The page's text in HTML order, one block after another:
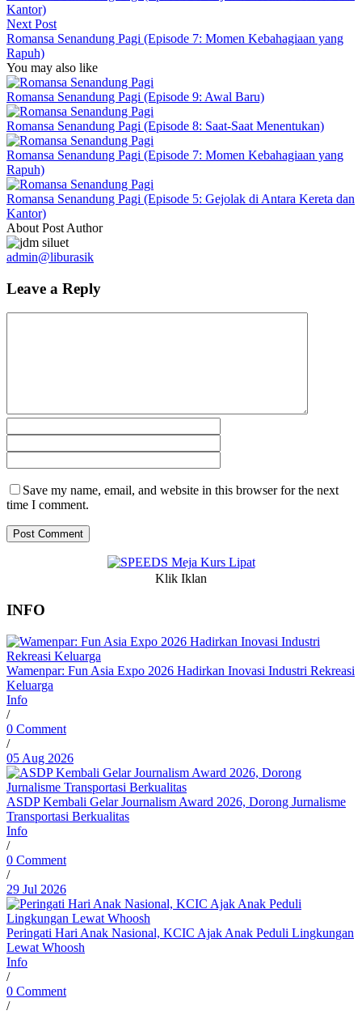
Kantor)
Next Post
Romansa Senandung Pagi (Episode 7: Momen Kebahagiaan yang
Rapuh)
You may also like
Romansa Senandung Pagi (Episode 9: Awal Baru)
Romansa Senandung Pagi (Episode 8: Saat-Saat Menentukan)
Romansa Senandung Pagi (Episode 7: Momen Kebahagiaan yang
Rapuh)
Romansa Senandung Pagi (Episode 5: Gejolak di Antara Kereta dan
Kantor)
About Post Author
admin@liburasik
Leave a Reply
Save my name, email, and website in this browser for the next
time I comment.
Klik Iklan
INFO
Wamenpar: Fun Asia Expo 2026 Hadirkan Inovasi Industri Rekreasi
Keluarga
Info
/
0 Comment
/
05 Aug 2026
ASDP Kembali Gelar Journalism Award 2026, Dorong Jurnalisme
Transportasi Berkualitas
Info
/
0 Comment
/
29 Jul 2026
Peringati Hari Anak Nasional, KCIC Ajak Anak Peduli Lingkungan
Lewat Whoosh
Info
/
0 Comment
/